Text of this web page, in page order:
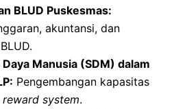
BLUD Puskesmas:
akuntansi, dan
Manusia (SDM) dalam
Pengembangan kapasitas
reward system.